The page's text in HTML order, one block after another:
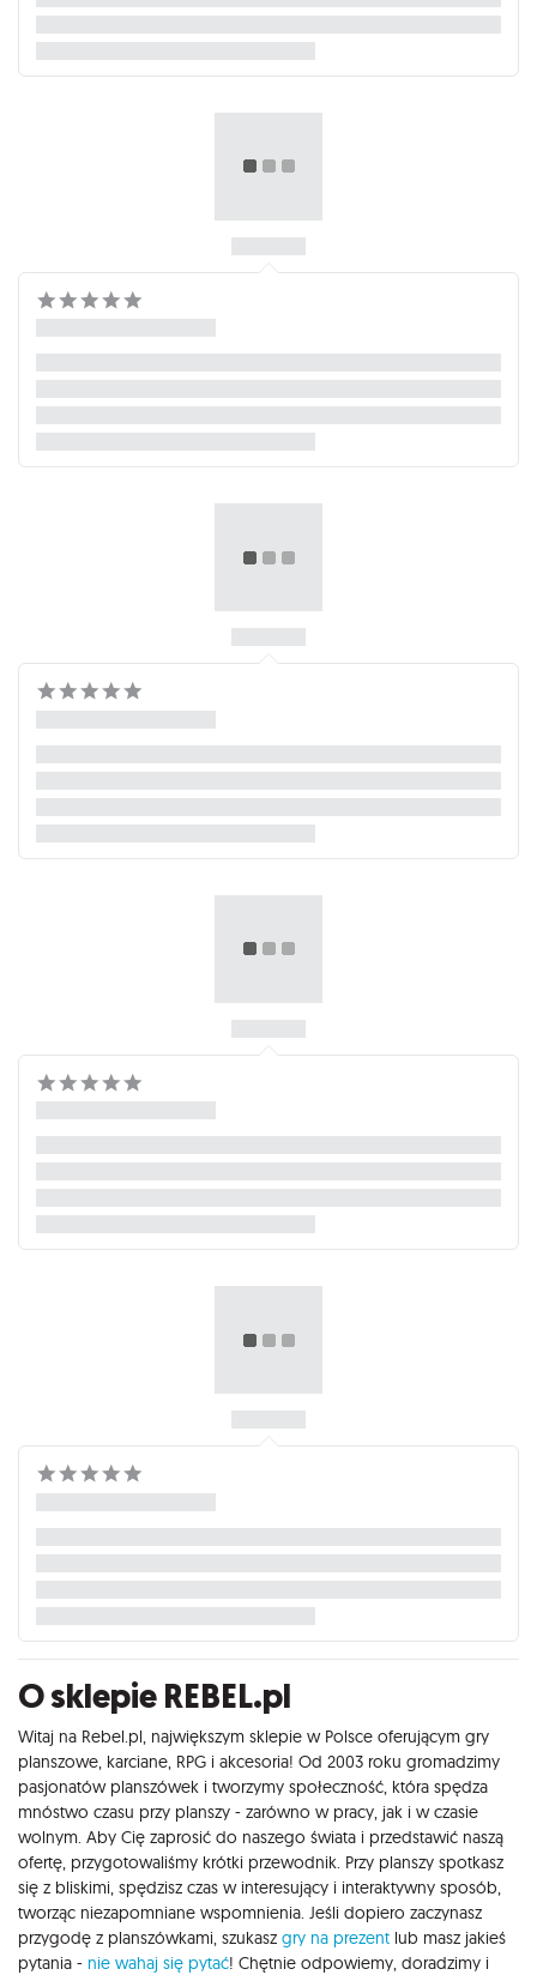
O sklepie REBEL.pl
Witaj na Rebel.pl, największym sklepie w Polsce oferującym gry
planszowe, karciane, RPG i akcesoria! Od 2003 roku gromadzimy
pasjonatów planszówek i tworzymy społeczność, która spędza
mnóstwo czasu przy planszy - zarówno w pracy, jak i w czasie
wolnym. Aby Cię zaprosić do naszego świata i przedstawić naszą
ofertę, przygotowaliśmy krótki przewodnik. Przy planszy spotkasz
się z bliskimi, spędzisz czas w interesujący i interaktywny sposób,
tworząc niezapomniane wspomnienia. Jeśli dopiero zaczynasz
przygodę z planszówkami, szukasz gry na prezent lub masz jakieś
pytania - nie wahaj się pytać! Chętnie odpowiemy, doradzimy i